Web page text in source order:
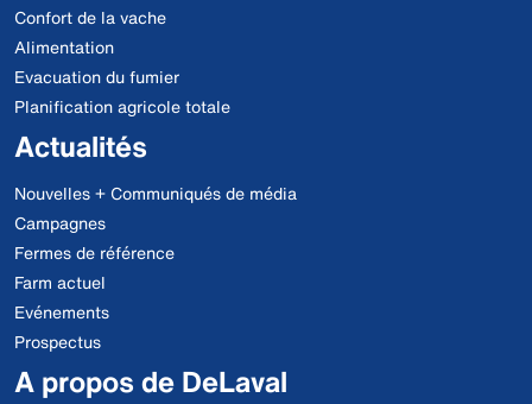
Confort de la vache
Alimentation
Evacuation du fumier
Planification agricole totale
Actualités
Nouvelles + Communiqués de média
Campagnes
Fermes de référence
Farm actuel
Evénements
Prospectus
A propos de DeLaval